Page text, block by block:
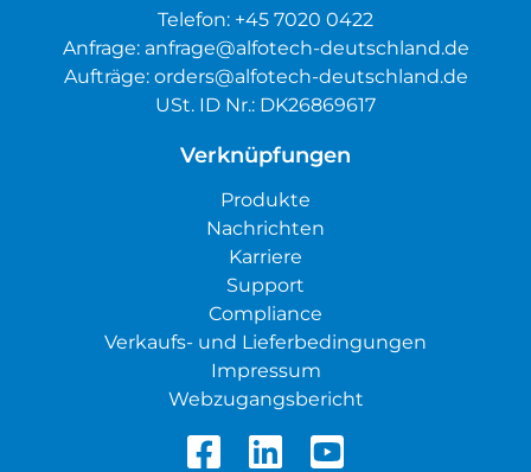
Telefon: +45 7020 0422
Anfrage: anfrage@alfotech-deutschland.de
Aufträge: orders@alfotech-deutschland.de
USt. ID Nr.: DK26869617
Verknüpfungen
Produkte
Nachrichten
Karriere
Support
Compliance
Verkaufs- und Lieferbedingungen
Impressum
Webzugangsbericht